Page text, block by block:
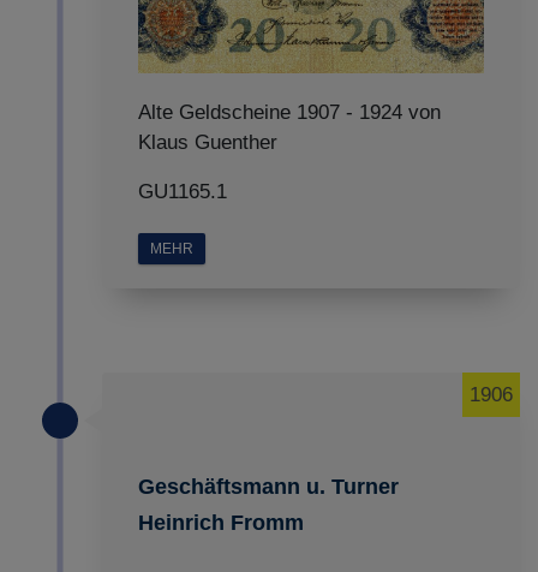
Alte Geldscheine 1907 - 1924 von
Klaus Guenther
GU1165.1
MEHR
Geschäftsmann u. Turner
Heinrich Fromm
1906